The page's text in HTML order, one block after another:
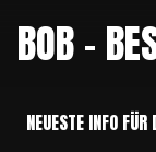
BOB –
NEUESTE INFO